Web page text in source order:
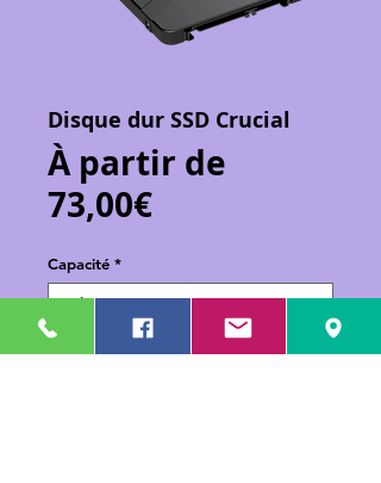
Disque dur SSD Crucial
À partir de
73,00€Prix
Capacité *